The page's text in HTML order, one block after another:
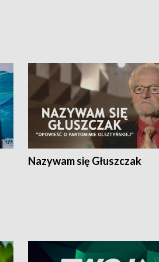
Nazywam się Głuszczak